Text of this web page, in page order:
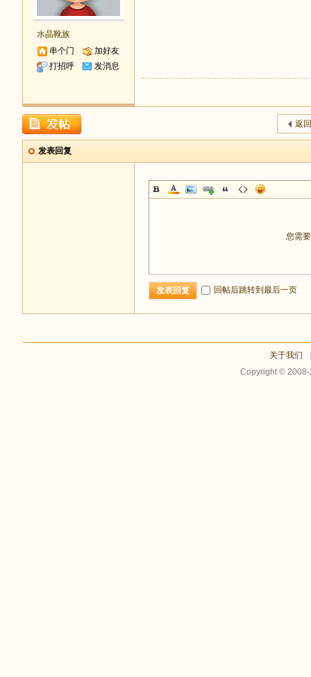
水晶靴族
串个门
加好友
打招呼
发消息
返
发表回复
您需
发表回复 回帖后跳转到最后一页
关于我们
Copyright ©